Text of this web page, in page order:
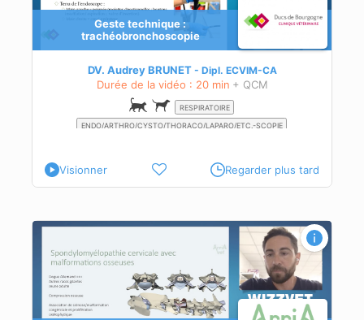
Geste technique :
trachéobronchoscopie
DV. Audrey BRUNET Dipl. ECVIM-CA
Durée de la vidéo : 20 min + QCM
RESPIRATOIRE
ENDO/ARTHRO/CYSTO/THORACO/LAPARO/ETC.-SCOPIE
Visionner Regarder plus tard